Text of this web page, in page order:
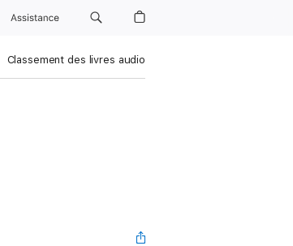
Assistance
Classement des livres audio